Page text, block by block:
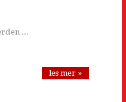
...
les mer »